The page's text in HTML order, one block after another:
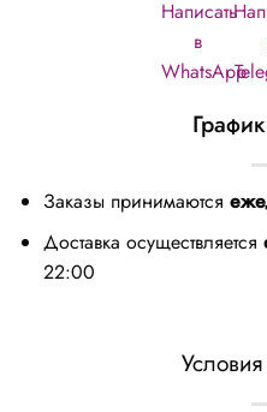
Заказы принимаются
Доставка осуществляется
22:00